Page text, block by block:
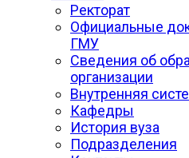
Ректорат
Официальные
ГМУ
Сведения об
организации
Внутренняя
Кафедры
История вуза
Подразделения